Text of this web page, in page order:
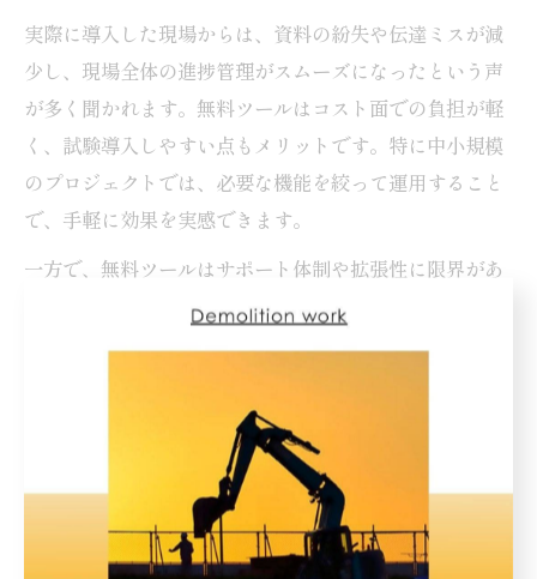
実際に導入した現場からは、資料の紛失や伝達ミスが減
少し、現場全体の進捗管理がスムーズになったという声
が多く聞かれます。無料ツールはコスト面での負担が軽
く、試験導入しやすい点もメリットです。特に中小規模
のプロジェクトでは、必要な機能を絞って運用すること
で、手軽に効果を実感できます。
一方で、無料ツールはサポート体制や拡張性に限界があ
る場合もあるため、長期運用や大規模プロジェクトには
い、スムーズな活用を目指しましょう。
土木作業の進捗把握と課題解決のポイント
土木作業の進捗を正確に把握することは、プロジェクト
の成功に直結します。現場ごとの作業内容や工期を明確